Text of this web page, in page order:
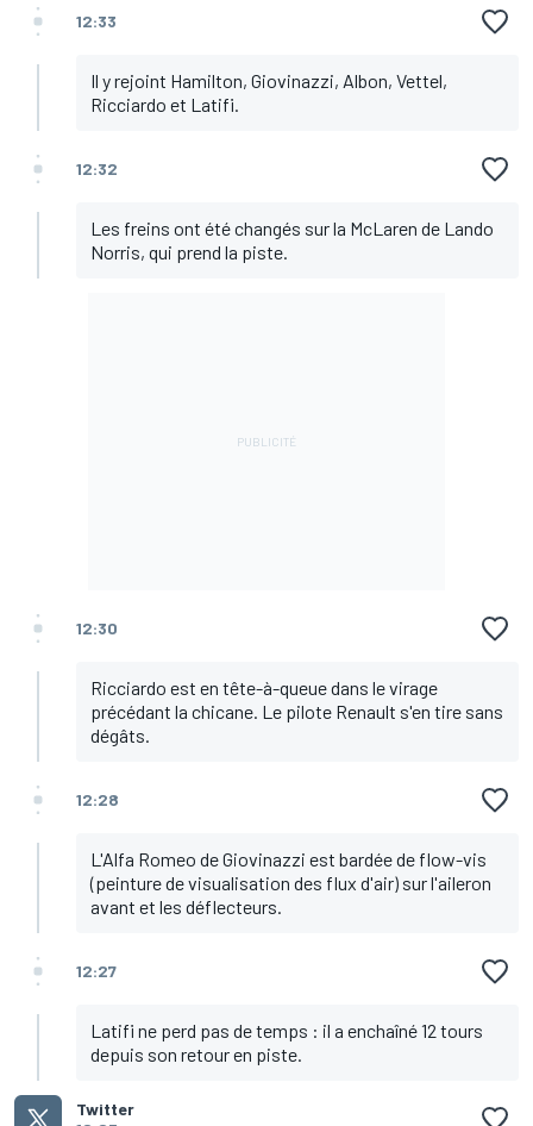
12:33
Il y rejoint Hamilton, Giovinazzi, Albon, Vettel,
Ricciardo et Latifi.
12:32
Les freins ont été changés sur la McLaren de Lando
Norris, qui prend la piste.
12:30
Ricciardo est en tête-à-queue dans le virage
précédant la chicane. Le pilote Renault s'en tire sans
dégâts.
12:28
L'Alfa Romeo de Giovinazzi est bardée de flow-vis
(peinture de visualisation des flux d'air) sur l'aileron
avant et les déflecteurs.
12:27
Latifi ne perd pas de temps : il a enchaîné 12 tours
depuis son retour en piste.
Twitter